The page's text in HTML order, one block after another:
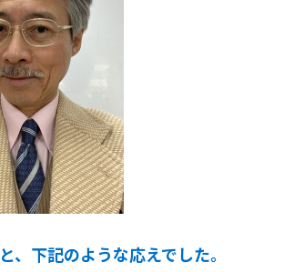
、下記のような応えでした。